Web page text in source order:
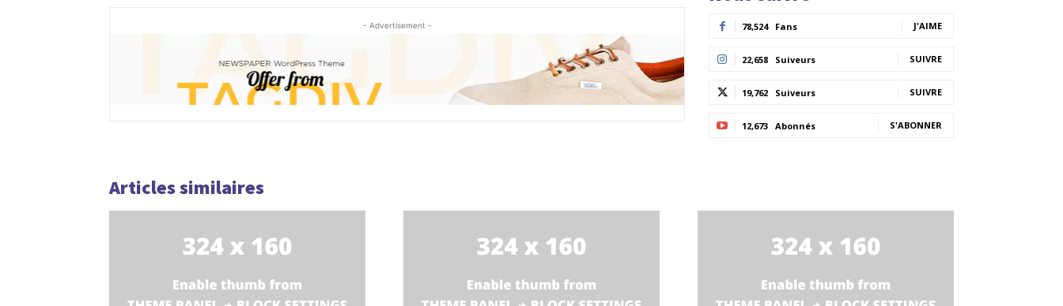
- Advertisement - 78,524 Fans J'AIME
22,658 Suiveurs SUIVRE
19,762 Suiveurs SUIVRE
12,673 Abonnés S'ABONNER
Articles similaires